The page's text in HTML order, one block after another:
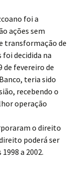
foi a
ações sem
transformação de
decidida na
de fevereiro de
teria sido
recebendo o
operação
o direito
poderá ser
a 2002.